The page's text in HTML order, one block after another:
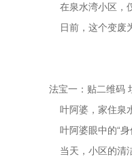
在泉水湾小区，
日前，这个变废
法宝一：贴二维码
叶阿婆，家住泉
叶阿婆眼中的“身
当天，小区的清